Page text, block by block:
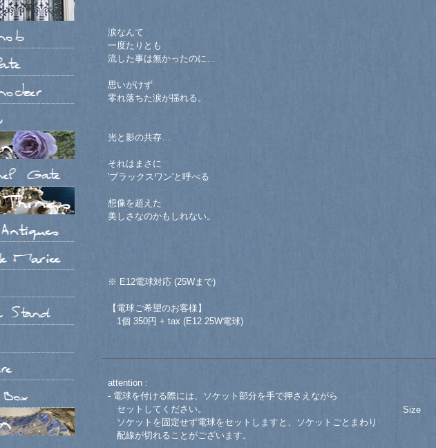
涙なんて
一度たりとも
流した事は無かったのに…
思いがけず
零れ落ちた涙が揺れる。
光と影の共存…
それはまさに
'ブラックスワン'と呼べる
想像を超えた
美しさなのかもしれない。
※ E12電球対応 (25Wまで)
【電球ご希望のお客様】
1個 350円 + tax (E12 25W電球)
attention :
- 電球を付ける際には、ソケット部分を手で押さえながら
セットしてください。
ソケットを固定せず電球をセットしますと、ソケットごとまわり
配線が切れることがございます。
Size